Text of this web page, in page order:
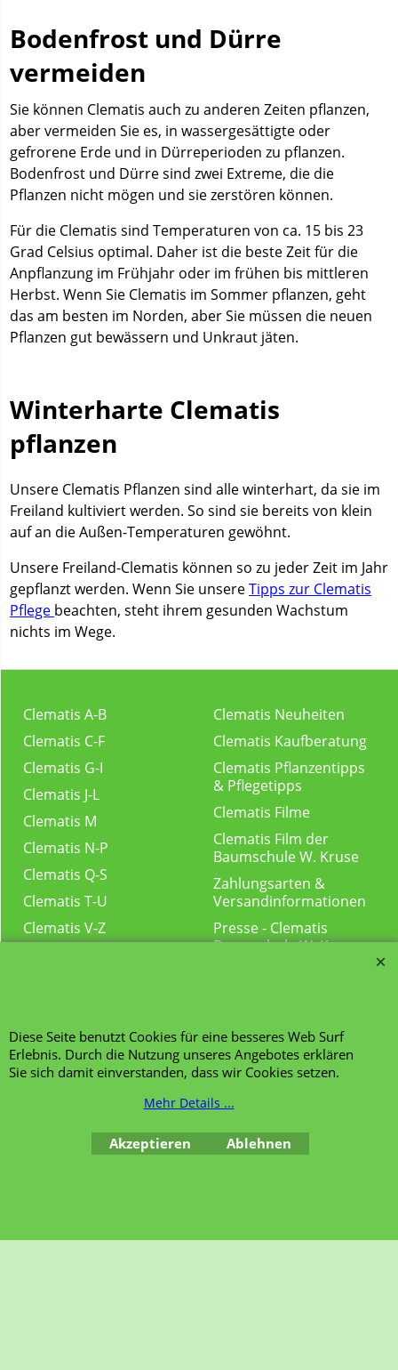
Bodenfrost und Dürre
vermeiden
Sie können Clematis auch zu anderen Zeiten pflanzen,
aber vermeiden Sie es, in wassergesättigte oder
gefrorene Erde und in Dürreperioden zu pflanzen.
Bodenfrost und Dürre sind zwei Extreme, die die
Pflanzen nicht mögen und sie zerstören können.
Für die Clematis sind Temperaturen von ca. 15 bis 23
Grad Celsius optimal. Daher ist die beste Zeit für die
Anpflanzung im Frühjahr oder im frühen bis mittleren
Herbst. Wenn Sie Clematis im Sommer pflanzen, geht
das am besten im Norden, aber Sie müssen die neuen
Pflanzen gut bewässern und Unkraut jäten.
Winterharte Clematis
pflanzen
Unsere Clematis Pflanzen sind alle winterhart, da sie im
Freiland kultiviert werden. So sind sie bereits von klein
auf an die Außen-Temperaturen gewöhnt.
Unsere Freiland-Clematis können so zu jeder Zeit im Jahr
gepflanzt werden. Wenn Sie unsereTipps zur Clematis
Pflege beachten, steht ihrem gesunden Wachstum
nichts im Wege.
Clematis Neuheiten
Clematis Kaufberatung
Clematis Pflanzentipps
& Pflegetipps
Clematis Filme
Clematis Film der
Baumschule W. Kruse
Zahlungsarten &
Versandinformationen
Presse - Clematis
Baumschule W. Kruse
Clematis A-B
Clematis C-F
Clematis G-I
Clematis J-L
Clematis M
Clematis N-P
Clematis Q-S
Clematis T-U
Clematis V-Z
Root Pouch - Die
Pflanzentasche
WebShop erstellt mit ShopFactory Shop Software.
Diese Seite benutzt Cookies für eine besseres Web Surf
Erlebnis. Durch die Nutzung unseres Angebotes erklären
Sie sich damit einverstanden, dass wir Cookies setzen.
Mehr Details ...
Akzeptieren Ablehnen